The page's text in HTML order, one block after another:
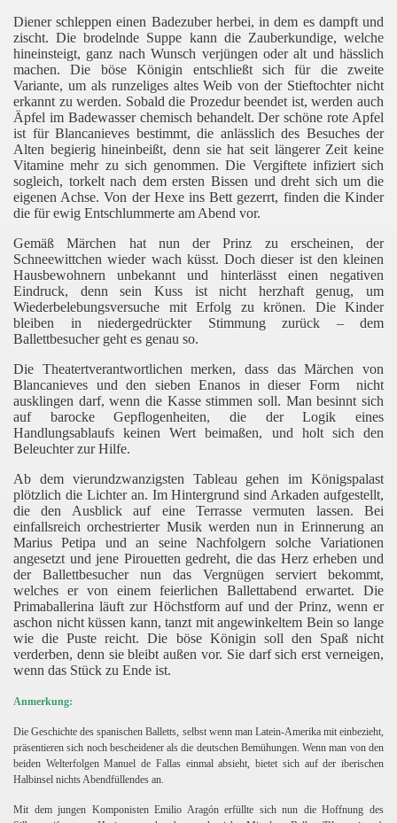
Diener schleppen einen Badezuber herbei, in dem es dampft und
zischt. Die brodelnde Suppe kann die Zauberkundige, welche
hineinsteigt, ganz nach Wunsch verjüngen oder alt und hässlich
machen. Die böse Königin entschließt sich für die zweite
Variante, um als runzeliges altes Weib von der Stieftochter nicht
erkannt zu werden. Sobald die Prozedur beendet ist, werden auch
Äpfel im Badewasser chemisch behandelt. Der schöne rote Apfel
ist für Blancanieves bestimmt, die anlässlich des Besuches der
Alten begierig hineinbeißt, denn sie hat seit längerer Zeit keine
Vitamine mehr zu sich genommen. Die Vergiftete infiziert sich
sogleich, torkelt nach dem ersten Bissen und dreht sich um die
eigenen Achse. Von der Hexe ins Bett gezerrt, finden die Kinder
die für ewig Entschlummerte am Abend vor.
Gemäß Märchen hat nun der Prinz zu erscheinen, der
Schneewittchen wieder wach küsst. Doch dieser ist den kleinen
Hausbewohnern unbekannt und hinterlässt einen negativen
Eindruck, denn sein Kuss ist nicht herzhaft genug, um
Wiederbelebungsversuche mit Erfolg zu krönen. Die Kinder
bleiben in niedergedrückter Stimmung zurück – dem
Ballettbesucher geht es genau so.
Die Theatertverantwortlichen merken, dass das Märchen von
Blancanieves und den sieben Enanos in dieser Form nicht
ausklingen darf, wenn die Kasse stimmen soll. Man besinnt sich
auf barocke Gepflogenheiten, die der Logik eines
Handlungsablaufs keinen Wert beimaßen, und holt sich den
Beleuchter zur Hilfe.
Ab dem vierundzwanzigsten Tableau gehen im Königspalast
plötzlich die Lichter an. Im Hintergrund sind Arkaden aufgestellt,
die den Ausblick auf eine Terrasse vermuten lassen. Bei
einfallsreich orchestrierter Musik werden nun in Erinnerung an
Marius Petipa und an seine Nachfolgern solche Variationen
angesetzt und jene Pirouetten gedreht, die das Herz erheben und
der Ballettbesucher nun das Vergnügen serviert bekommt,
welches er von einem feierlichen Ballettabend erwartet. Die
Primaballerina läuft zur Höchstform auf und der Prinz, wenn er
aschon nicht küssen kann, tanzt mit angewinkeltem Bein so lange
wie die Puste reicht. Die böse Königin soll den Spaß nicht
verderben, denn sie bleibt außen vor. Sie darf sich erst verneigen,
wenn das Stück zu Ende ist.
Anmerkung:
Die Geschichte des spanischen Balletts, selbst wenn man Latein-Amerika mit einbezieht,
präsentieren sich noch bescheidener als die deutschen Bemühungen. Wenn man von den
beiden Welterfolgen Manuel de Fallas einmal absieht, bietet sich auf der iberischen
Halbinsel nichts Abendfüllendes an.
Mit dem jungen Komponisten Emilio Aragón erfüllte sich nun die Hoffnung des